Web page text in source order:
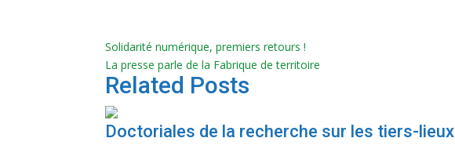
Solidarité numérique, premiers retours !
La presse parle de la Fabrique de territoire
Related Posts
Doctoriales de la recherche sur les tiers-lieux